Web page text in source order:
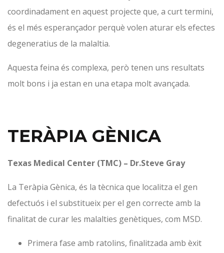
coordinadament en aquest projecte que, a curt termini,
és el més esperançador perquè volen aturar els efectes
degeneratius de la malaltia.
Aquesta feina és complexa, però tenen uns resultats
molt bons i ja estan en una etapa molt avançada.
TERÀPIA GÈNICA
Texas Medical Center (TMC) – Dr.Steve Gray
La Teràpia Gènica, és la tècnica que localitza el gen
defectuós i el substitueix per el gen correcte amb la
finalitat de curar les malalties genètiques, com MSD.
Primera fase amb ratolins, finalitzada amb èxit